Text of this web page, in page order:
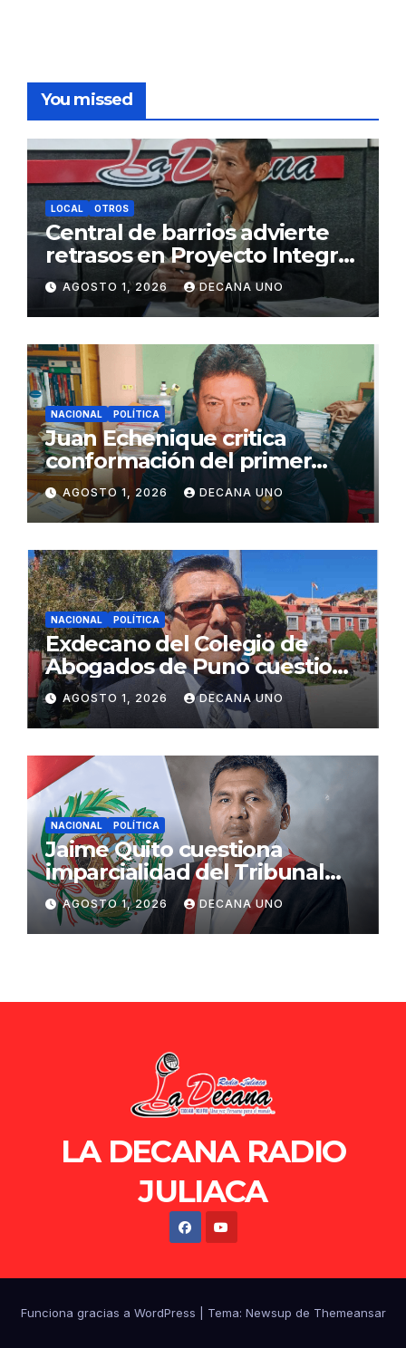
You missed
LOCAL OTROS
Central de barrios advierte
retrasos en Proyecto Integral
de Agua y Alcantarillado para
Juliaca
AGOSTO 1, 2026 DECANA UNO
NACIONAL POLÍTICA
Juan Echenique critica
conformación del primer
gabinete ministerial de Keiko
Fujimori
AGOSTO 1, 2026 DECANA UNO
NACIONAL POLÍTICA
Exdecano del Colegio de
Abogados de Puno cuestiona
propuestas sobre seguridad
ciudadana
AGOSTO 1, 2026 DECANA UNO
NACIONAL POLÍTICA
Jaime Quito cuestiona
imparcialidad del Tribunal
Constitucional tras liberación
de Ollanta Humala
AGOSTO 1, 2026 DECANA UNO
LA DECANA RADIO
JULIACA
Funciona gracias a WordPress Tema: Newsup de Themeansar